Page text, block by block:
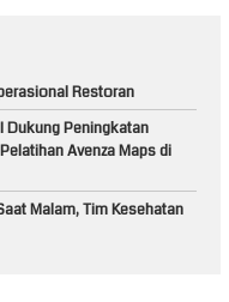
Restoran
Dukung Peningkatan
Avenza Maps di
Malam, Tim Kesehatan